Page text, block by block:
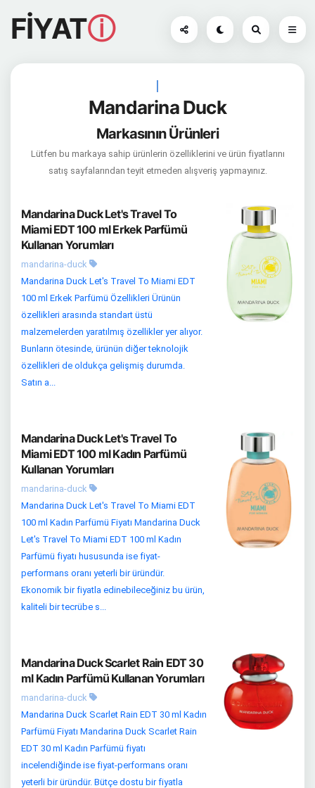
FİYATⓘ
|
Mandarina Duck
Markasının Ürünleri
Lütfen bu markaya sahip ürünlerin özelliklerini ve ürün fiyatlarını
satış sayfalarından teyit etmeden alışveriş yapmayınız.
Mandarina Duck Let's Travel To
Miami EDT 100 ml Erkek Parfümü
Kullanan Yorumları
mandarina-duck
Mandarina Duck Let's Travel To Miami EDT
100 ml Erkek Parfümü Özellikleri Ürünün
özellikleri arasında standart üstü
malzemelerden yaratılmış özellikler yer alıyor.
Bunların ötesinde, ürünün diğer teknolojik
özellikleri de oldukça gelişmiş durumda.
Satın a...
Mandarina Duck Let's Travel To
Miami EDT 100 ml Kadın Parfümü
Kullanan Yorumları
mandarina-duck
Mandarina Duck Let's Travel To Miami EDT
100 ml Kadın Parfümü Fiyatı Mandarina Duck
Let's Travel To Miami EDT 100 ml Kadın
Parfümü fiyatı hususunda ise fiyat-
performans oranı yeterli bir üründür.
Ekonomik bir fiyatla edinebileceğiniz bu ürün,
kaliteli bir tecrübe s...
Mandarina Duck Scarlet Rain EDT 30
ml Kadın Parfümü Kullanan Yorumları
mandarina-duck
Mandarina Duck Scarlet Rain EDT 30 ml Kadın
Parfümü Fiyatı Mandarina Duck Scarlet Rain
EDT 30 ml Kadın Parfümü fiyatı
incelendiğinde ise fiyat-performans oranı
yeterli bir üründür. Bütçe dostu bir fiyatla